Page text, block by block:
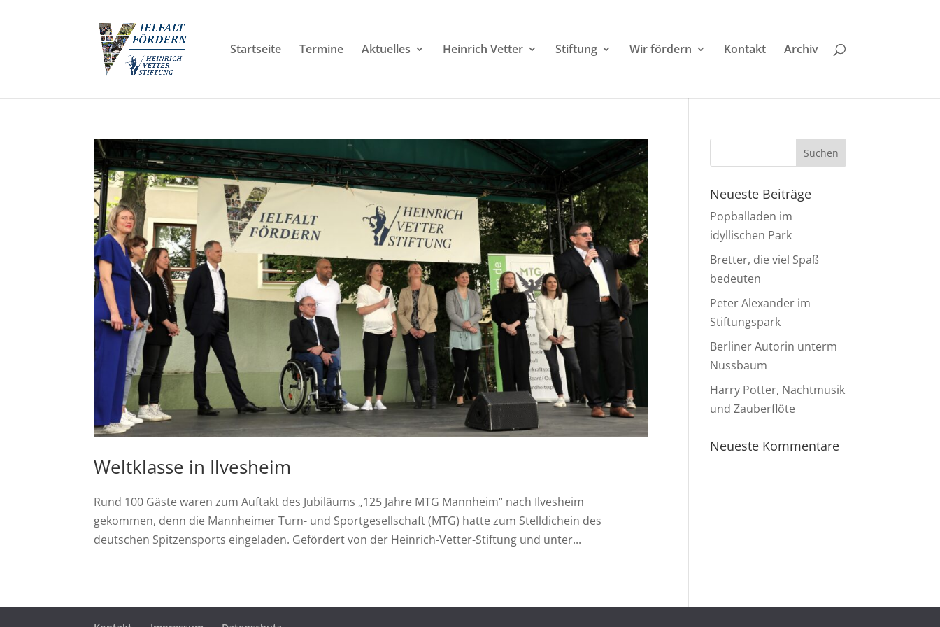
Startseite Termine Aktuelles Heinrich Vetter Stiftung Wir fördern Kontakt Archiv
Weltklasse in Ilvesheim
Rund 100 Gäste waren zum Auftakt des Jubiläums „125 Jahre MTG Mannheim“ nach Ilvesheim
gekommen, denn die Mannheimer Turn- und Sportgesellschaft (MTG) hatte zum Stelldichein des
deutschen Spitzensports eingeladen. Gefördert von der Heinrich-Vetter-Stiftung und unter...
Neueste Beiträge
Popballaden im
idyllischen Park
Bretter, die viel Spaß
bedeuten
Peter Alexander im
Stiftungspark
Berliner Autorin unterm
Nussbaum
Harry Potter, Nachtmusik
und Zauberflöte
Neueste Kommentare